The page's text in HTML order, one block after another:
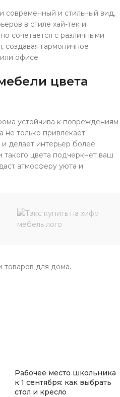
современный и стильный вид,
в стиле хай-тек и
сочетается с различными
создавая гармоничное
офисе.
цвета
устойчива к повреждениям
не только привлекает
делает интерьер более
цвета подчеркнет ваш
атмосферу уюта и
товаров для дома.
Рабочее место школьника
к 1 сентября: как выбрать
стол и кресло